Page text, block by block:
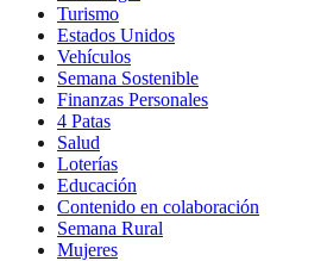
Turismo
Estados Unidos
Vehículos
Semana Sostenible
Finanzas Personales
4 Patas
Salud
Loterías
Educación
Contenido en colaboración
Semana Rural
Mujeres